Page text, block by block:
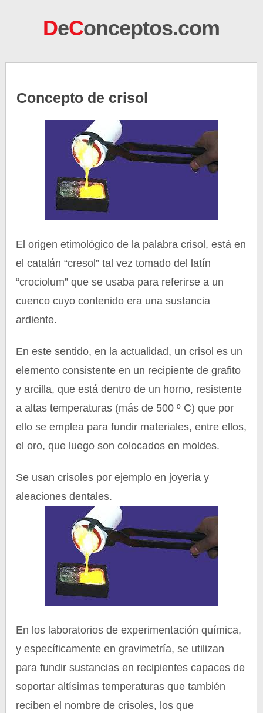
DeConceptos.com
Concepto de crisol
El origen etimológico de la palabra crisol, está en
el catalán “cresol” tal vez tomado del latín
“crociolum” que se usaba para referirse a un
cuenco cuyo contenido era una sustancia
ardiente.
En este sentido, en la actualidad, un crisol es un
elemento consistente en un recipiente de grafito
y arcilla, que está dentro de un horno, resistente
a altas temperaturas (más de 500 º C) que por
ello se emplea para fundir materiales, entre ellos,
el oro, que luego son colocados en moldes.
Se usan crisoles por ejemplo en joyería y
aleaciones dentales.
En los laboratorios de experimentación química,
y específicamente en gravimetría, se utilizan
para fundir sustancias en recipientes capaces de
soportar altísimas temperaturas que también
reciben el nombre de crisoles, los que